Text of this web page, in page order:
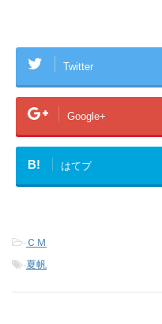
Twitter
Google+
B! はてブ
- ＣＭ
-夏帆